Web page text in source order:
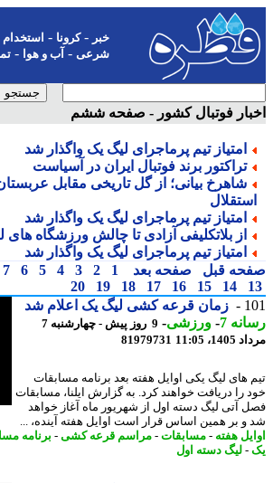
-کرونا-استخدام-
شرعی-آب و هوا-تماس
15
فوتبال کشور - صفحه ششم
امتیاز تیم پرماجرای لیگ یک واگذار شد
تراکتور برند فوتبال ایران در آسیاست
شاهرخ بیانی؛ از گل تاریخی مقابل عربستان تا
امتیاز تیم پرماجرای لیگ یک واگذار شد
از بلاتکلیفی آزادی تا چالش ورزشگاه های لیگ
امتیاز تیم پرماجرای لیگ یک واگذار شد
قبل صفحه بعد 1
2
3
4
5
6
7
8
14
15
16
17
18
19
20
زمان قرعه کشی لیگ یک اعلام شد
7
-ورزشی-
9 روز پیش - چهارشنبه 7
11:05
81979731
های لیگ یکی اوایل هفته بعد برنامه مسابقات
را دریافت خواهند کرد. به گزارش ایلنا، مسابقات
آتی لیگ دسته اول از شهریور ماه آغاز خواهد
بر همین اساس قرار است اوایل هفته آینده، ...
هفته-مسابقات-مراسم قرعه کشی-برنامه
-لیگ دسته اول